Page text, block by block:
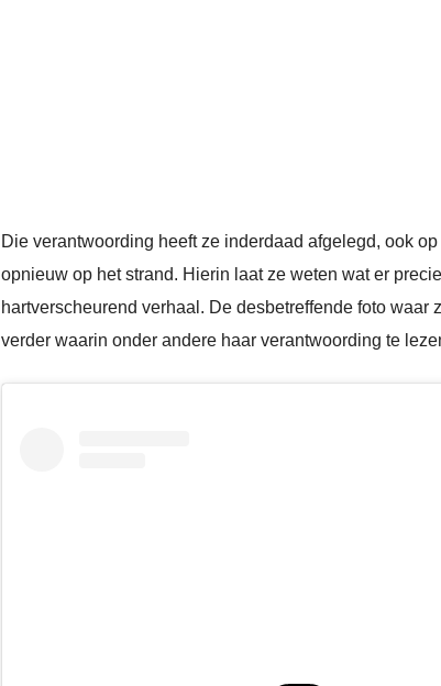
Die verantwoording heeft ze inderdaad afgelegd, ook
opnieuw op het strand. Hierin laat ze weten wat er
hartverscheurend verhaal. De desbetreffende foto
verder waarin onder andere haar verantwoording te